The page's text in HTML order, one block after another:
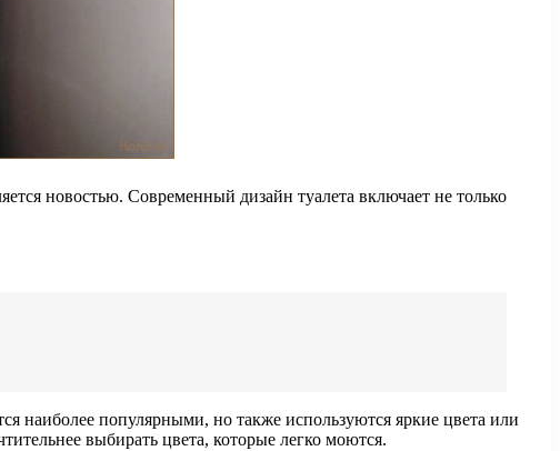
новостью. Современный дизайн туалета включает не только
наиболее популярными, но также используются яркие цвета или
выбирать цвета, которые легко моются.